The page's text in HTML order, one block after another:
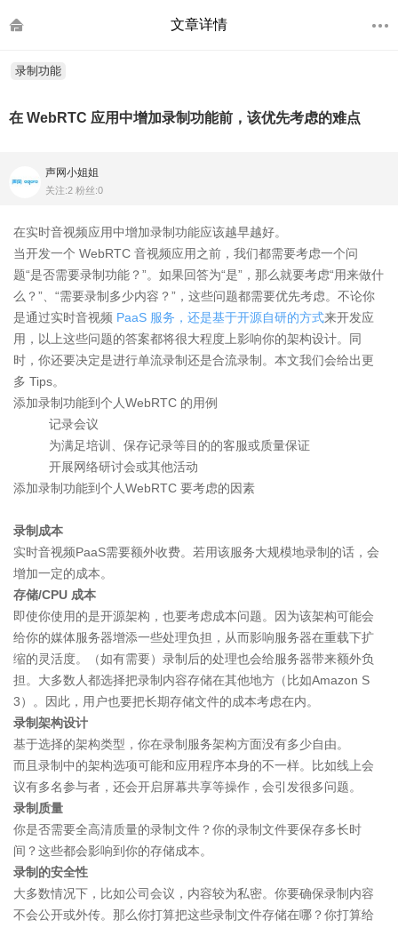
文章详情
录制功能
在 WebRTC 应用中增加录制功能前，该优先考虑的难点
声网小姐姐
关注:2 粉丝:0
在实时音视频应用中增加录制功能应该越早越好。
当开发一个 WebRTC 音视频应用之前，我们都需要考虑一个问
题“是否需要录制功能？”。如果回答为“是”，那么就要考虑“用来做什
么？”、“需要录制多少内容？”，这些问题都需要优先考虑。不论你
是通过实时音视频 PaaS 服务，还是基于开源自研的方式来开发应
用，以上这些问题的答案都将很大程度上影响你的架构设计。同
时，你还要决定是进行单流录制还是合流录制。本文我们会给出更
多 Tips。
添加录制功能到个人WebRTC 的用例
记录会议
为满足培训、保存记录等目的的客服或质量保证
开展网络研讨会或其他活动
添加录制功能到个人WebRTC 要考虑的因素
录制成本
实时音视频PaaS需要额外收费。若用该服务大规模地录制的话，会
增加一定的成本。
存储/CPU 成本
即使你使用的是开源架构，也要考虑成本问题。因为该架构可能会
给你的媒体服务器增添一些处理负担，从而影响服务器在重载下扩
缩的灵活度。（如有需要）录制后的处理也会给服务器带来额外负
担。大多数人都选择把录制内容存储在其他地方（比如Amazon S
3）。因此，用户也要把长期存储文件的成本考虑在内。
录制架构设计
基于选择的架构类型，你在录制服务架构方面没有多少自由。
而且录制中的架构选项可能和应用程序本身的不一样。比如线上会
议有多名参与者，还会开启屏幕共享等操作，会引发很多问题。
录制质量
你是否需要全高清质量的录制文件？你的录制文件要保存多长时
间？这些都会影响到你的存储成本。
录制的安全性
大多数情况下，比如公司会议，内容较为私密。你要确保录制内容
不会公开或外传。那么你打算把这些录制文件存储在哪？你打算给